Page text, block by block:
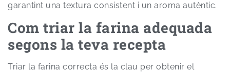
garantint una textura consistent i un aroma autèntic.
Com triar la farina adequada
segons la teva recepta
Triar la farina correcta és la clau per obtenir el